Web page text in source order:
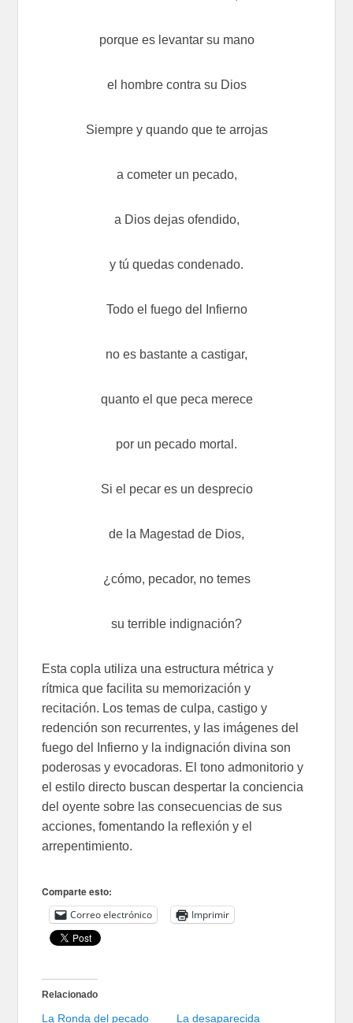
porque es levantar su mano
el hombre contra su Dios
Siempre y quando que te arrojas
a cometer un pecado,
a Dios dejas ofendido,
y tú quedas condenado.
Todo el fuego del Infierno
no es bastante a castigar,
quanto el que peca merece
por un pecado mortal.
Si el pecar es un desprecio
de la Magestad de Dios,
¿cómo, pecador, no temes
su terrible indignación?
Esta copla utiliza una estructura métrica y
rítmica que facilita su memorización y
recitación. Los temas de culpa, castigo y
redención son recurrentes, y las imágenes del
fuego del Infierno y la indignación divina son
poderosas y evocadoras. El tono admonitorio y
el estilo directo buscan despertar la conciencia
del oyente sobre las consecuencias de sus
acciones, fomentando la reflexión y el
arrepentimiento.
Comparte esto:
Correo electrónico Imprimir
Relacionado
La Ronda del pecado
La desaparecida